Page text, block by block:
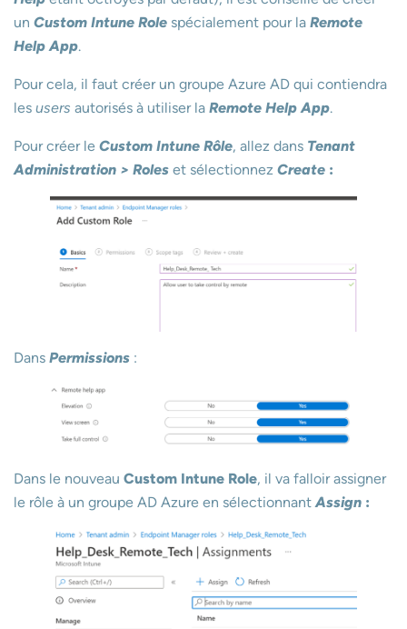
un Custom Intune Role spécialement pour la Remote
Help App.
Pour cela, il faut créer un groupe Azure AD qui contiendra
les users autorisés à utiliser la Remote Help App.
Pour créer le Custom Intune Rôle, allez dans Tenant
Administration > Roles et sélectionnez Create :
Dans Permissions :
Dans le nouveau Custom Intune Role, il va falloir assigner
le rôle à un groupe AD Azure en sélectionnant Assign :